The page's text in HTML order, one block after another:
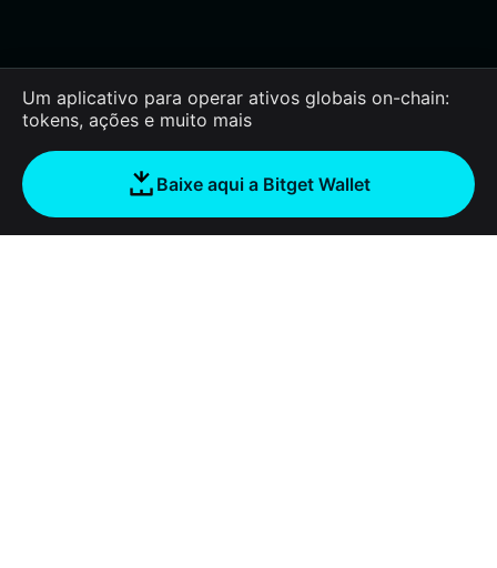
Um aplicativo para operar ativos globais on-chain:
tokens, ações e muito mais
Baixe aqui a Bitget Wallet